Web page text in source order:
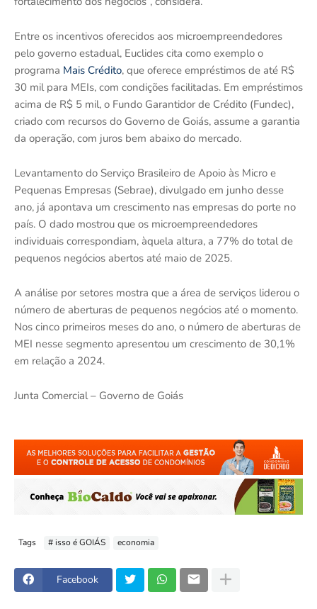
Entre os incentivos oferecidos aos microempreendedores
pelo governo estadual, Euclides cita como exemplo o
programa Mais Crédito, que oferece empréstimos de até R$
30 mil para MEIs, com condições facilitadas. Em empréstimos
acima de R$ 5 mil, o Fundo Garantidor de Crédito (Fundec),
criado com recursos do Governo de Goiás, assume a garantia
da operação, com juros bem abaixo do mercado.
Levantamento do Serviço Brasileiro de Apoio às Micro e
Pequenas Empresas (Sebrae), divulgado em junho desse
ano, já apontava um crescimento nas empresas do porte no
país. O dado mostrou que os microempreendedores
individuais correspondiam, àquela altura, a 77% do total de
pequenos negócios abertos até maio de 2025.
A análise por setores mostra que a área de serviços liderou o
número de aberturas de pequenos negócios até o momento.
Nos cinco primeiros meses do ano, o número de aberturas de
MEI nesse segmento apresentou um crescimento de 30,1%
em relação a 2024.
Junta Comercial – Governo de Goiás
Tags # isso é GOIÁS economia
Facebook